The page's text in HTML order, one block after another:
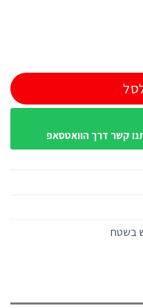
קשר דרך הוואטסאפ
בשטח